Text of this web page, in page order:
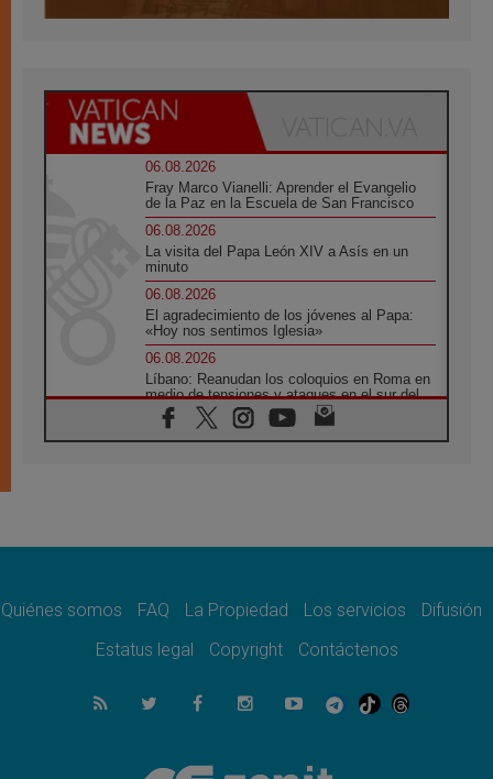
06.08.2026
Fray Marco Vianelli: Aprender el Evangelio
de la Paz en la Escuela de San Francisco
06.08.2026
La visita del Papa León XIV a Asís en un
minuto
06.08.2026
El agradecimiento de los jóvenes al Papa:
«Hoy nos sentimos Iglesia»
06.08.2026
Líbano: Reanudan los coloquios en Roma en
medio de tensiones y ataques en el sur del
país
06.08.2026
noticia para todo el Uruguay
León XIV: La revolución del Evangelio
06.08.2026
La Iglesia en Ceuta: caridad y esperanza
Quiénes somos FAQ La Propiedad Los servicios
Difusión
Estatus legal
Copyright Contáctenos